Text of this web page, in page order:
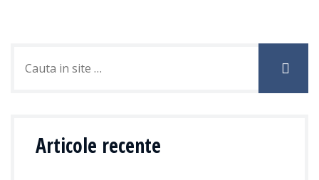
Articole recente